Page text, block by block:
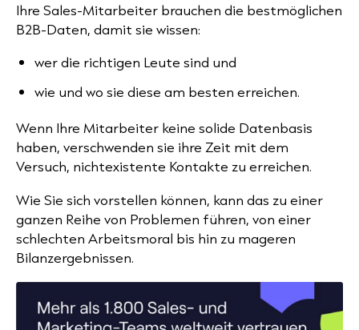
Ihre Sales-Mitarbeiter brauchen die bestmöglichen
B2B-Daten, damit sie wissen:
wer die richtigen Leute sind und
wie und wo sie diese am besten erreichen.
Wenn Ihre Mitarbeiter keine solide Datenbasis
haben, verschwenden sie ihre Zeit mit dem
Versuch, nichtexistente Kontakte zu erreichen.
Wie Sie sich vorstellen können, kann das zu einer
ganzen Reihe von Problemen führen, von einer
schlechten Arbeitsmoral bis hin zu mageren
Bilanzergebnissen.